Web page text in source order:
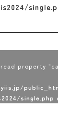
property
yiis.jp/
single.php